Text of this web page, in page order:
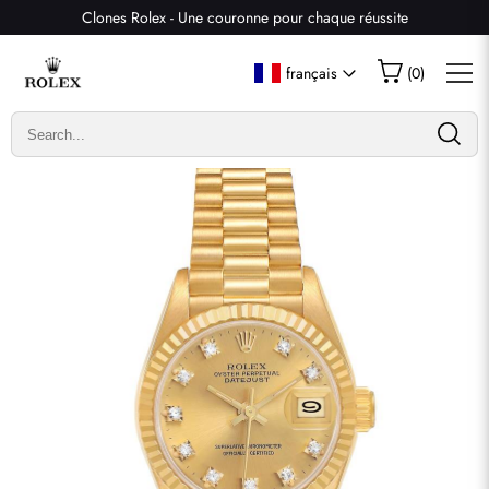
Clones Rolex - Une couronne pour chaque réussite
français (0)
Écrire un commentaire
Seuls les clients ayant acheté cet article sont autorisés à
laisser un commentaire.